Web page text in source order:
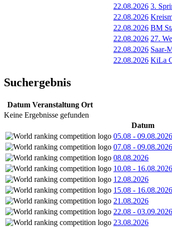
22.08.2026 3.
22.08.2026
22.08.2026 BM
22.08.2026 27.
22.08.2026 Saar-
22.08.2026 KiLa
Suchergebnis
Datum Veranstaltung Ort
Keine Ergebnisse gefunden
Datum
05.08 - 09.08.2026
07.08 - 09.08.2026
08.08.2026
10.08 - 16.08.2026
12.08.2026
15.08 - 16.08.2026
21.08.2026
22.08 - 03.09.2026
23.08.2026